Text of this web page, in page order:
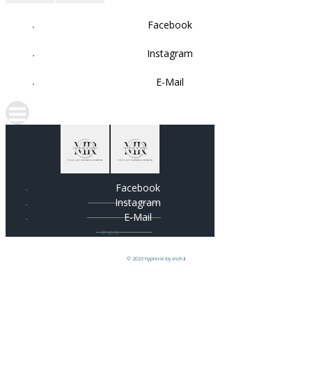
Facebook
Instagram
E-Mail
Facebook
Instagram
E-Mail
© 2019
© 2026 hypnose-by-risch.li